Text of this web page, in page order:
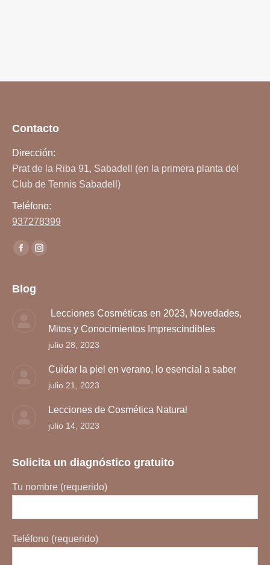
Contacto
Dirección:
Prat de la Riba 91, Sabadell (en la primera planta del
Club de Tennis Sabadell)
Teléfono:
937278399
Encuéntranos en:
Facebook
opens
window
Instagram
new
window
Blog
Lecciones Cosméticas en 2023, Novedades,
Mitos y Conocimientos Imprescindibles
julio 28, 2023
Cuidar la piel en verano, lo esencial a saber
julio 21, 2023
Lecciones de Cosmética Natural
julio 14, 2023
Solicita un diagnóstico gratuito
Tu nombre (requerido)
Teléfono (requerido)